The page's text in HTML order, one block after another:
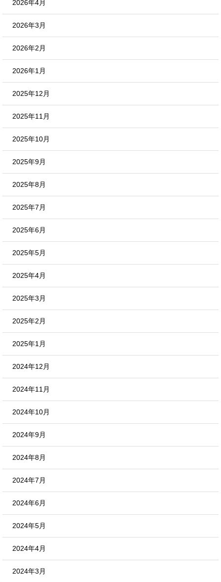
2026年4月
2026年3月
2026年2月
2026年1月
2025年12月
2025年11月
2025年10月
2025年9月
2025年8月
2025年7月
2025年6月
2025年5月
2025年4月
2025年3月
2025年2月
2025年1月
2024年12月
2024年11月
2024年10月
2024年9月
2024年8月
2024年7月
2024年6月
2024年5月
2024年4月
2024年3月